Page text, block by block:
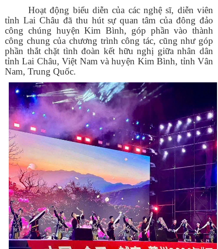
Hoạt động biểu diễn của các nghệ sĩ, diễn viên
tỉnh Lai Châu đã thu hút sự quan tâm của đông đảo
công chúng huyện Kim Bình, góp phần vào thành
công chung của chương trình công tác, cũng như góp
phần thắt chặt tình đoàn kết hữu nghị giữa nhân dân
tỉnh Lai Châu, Việt Nam và huyện Kim Bình, tỉnh Vân
Nam, Trung Quốc.